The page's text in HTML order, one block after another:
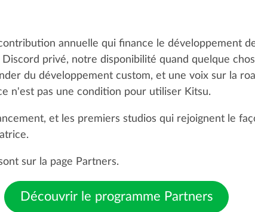
annuelle qui finance le développement
privé, notre disponibilité quand quelque
du développement custom, et une voix sur la
n'est pas une condition pour utiliser Kitsu.
et les premiers studios qui rejoignent le
sur la page Partners.
Découvrir le programme Partners